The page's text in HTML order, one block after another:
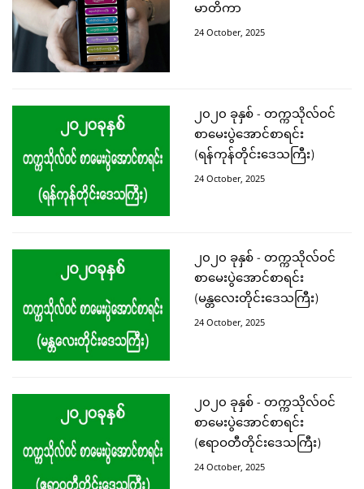
မာတိကာ
24 October, 2025
၂၀၂၀ ခုနှစ် - တက္ကသိုလ်ဝင်
စာမေးပွဲအောင်စာရင်း
(ရန်ကုန်တိုင်းဒေသကြီး)
24 October, 2025
၂၀၂၀ ခုနှစ် - တက္ကသိုလ်ဝင်
စာမေးပွဲအောင်စာရင်း
(မန္တလေးတိုင်းဒေသကြီး)
24 October, 2025
၂၀၂၀ ခုနှစ် - တက္ကသိုလ်ဝင်
စာမေးပွဲအောင်စာရင်း
(ဧရာဝတီတိုင်းဒေသကြီး)
24 October, 2025